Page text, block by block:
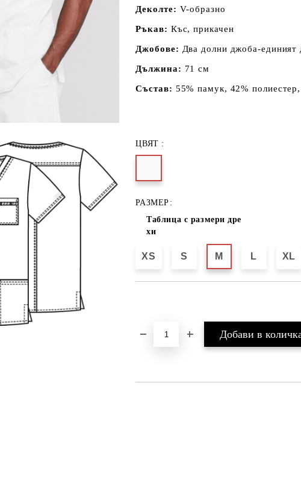
Деколте: V-образно
Ръкав: Къс, прикачен
Джобове: Два долни джоба-единият
Дължина: 71 см
Състав: 55% памук, 42%
ЦВЯТ :
РАЗМЕР:
Таблица с размери дре
хи
XS S M L XL